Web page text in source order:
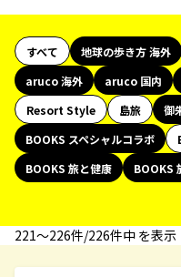
すべて 地球の歩き方 海外
aruco 海外
aruco 国内
Resort Style
島旅 御
BOOKS スペシャルコラボ
BOOKS 旅と健康
BOOKS
221〜226件/226件中 を表示